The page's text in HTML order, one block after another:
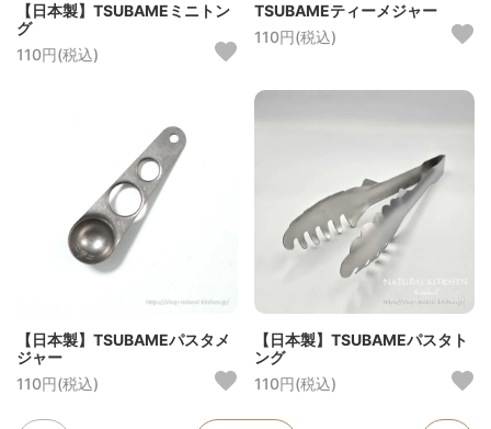
【日本製】TSUBAMEミニトン
グ
110円(税込)
TSUBAMEティーメジャー
110円(税込)
【日本製】TSUBAMEパスタメ
ジャー
110円(税込)
【日本製】TSUBAMEパスタト
ング
110円(税込)